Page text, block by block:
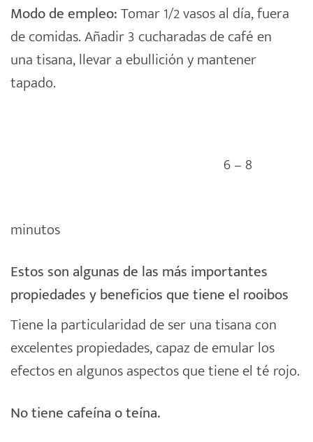
Modo de empleo:Tomar 1/2 vasos al día, fuera
de comidas. Añadir 3 cucharadas de café en
unatisana, llevar a ebullición y mantener
tapado.
6 – 8
minutos
Estos son algunas de las más importantes
propiedades y beneficios que tiene el rooibos
Tiene la particularidad de ser una tisana con
excelentes propiedades, capaz de emular los
efectos en algunos aspectos que tiene el té rojo.
No tiene cafeína o teína.